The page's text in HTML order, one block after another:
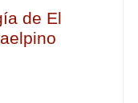
de El